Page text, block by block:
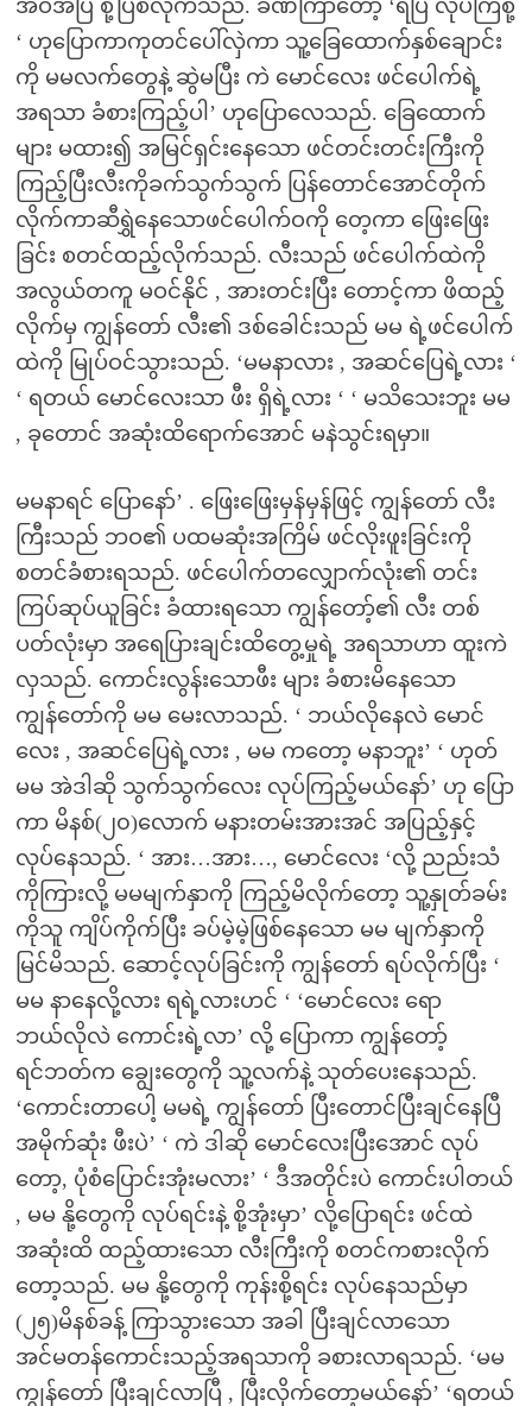
အဝအပြဲ စို့ပြစ်လိုက်သည်. ခဏကြာတော့ ‘ရပြီ လုပ်ကြစို့
‘ ဟုပြောကာကုတင်ပေါ်လှဲကာ သူ့ခြေထောက်နှစ်ချောင်း
ကို မမလက်တွေနဲ့ ဆွဲမပြီး ကဲ မောင်လေး ဖင်ပေါက်ရဲ့
အရသာ ခံစားကြည့်ပါ’ ဟုပြောလေသည်. ခြေထောက်
များ မထား၍ အမြင်ရှင်းနေသော ဖင်တင်းတင်းကြီးကို
ကြည့်ပြီးလီးကိုခက်သွက်သွက် ပြန်တောင်အောင်တိုက်
လိုက်ကာဆီရွှဲနေသောဖင်ပေါက်ဝကို တေ့ကာ ဖြေးဖြေး
ခြင်း စတင်ထည့်လိုက်သည်. လီးသည် ဖင်ပေါက်ထဲကို
အလွယ်တကူ မဝင်နိုင် , အားတင်းပြီး တောင့်ကာ ဖိထည့်
လိုက်မှ ကျွန်တော် လီး၏ ဒစ်ခေါင်းသည် မမ ရဲ့ဖင်ပေါက်
ထဲကို မြုပ်ဝင်သွားသည်. ‘မမနာလား , အဆင်ပြေရဲ့လား ‘
‘ ရတယ် မောင်လေးသာ ဖီး ရှိရဲ့လား ‘ ‘ မသိသေးဘူး မမ
, ခုတောင် အဆုံးထိရောက်အောင် မနဲသွင်းရမှာ။
မမနာရင် ပြောနော်’ . ဖြေးဖြေးမှန်မှန်ဖြင့် ကျွန်တော် လီး
ကြီးသည် ဘဝ၏ ပထမဆုံးအကြိမ် ဖင်လိုးဖူးခြင်းကို
စတင်ခံစားရသည်. ဖင်ပေါက်တလျှောက်လုံး၏ တင်း
ကြပ်ဆုပ်ယူခြင်း ခံထားရသော ကျွန်တော့်၏ လီး တစ်
ပတ်လုံးမှာ အရေပြားချင်းထိတွေ့မှုရဲ့ အရသာဟာ ထူးကဲ
လှသည်. ကောင်းလွန်းသောဖီး များ ခံစားမိနေသော
ကျွန်တော်ကို မမ မေးလာသည်. ‘ ဘယ်လိုနေလဲ မောင်
လေး , အဆင်ပြေရဲ့လား , မမ ကတော့ မနာဘူး’ ‘ ဟုတ်
မမ အဲဒါဆို သွက်သွက်လေး လုပ်ကြည့်မယ်နော်’ ဟု ပြော
ကာ မိနစ်(၂၀)လောက် မနားတမ်းအားအင် အပြည့်နှင့်
လုပ်နေသည်. ‘ အား…အား…, မောင်လေး ‘လို့ ညည်းသံ
ကိုကြားလို့ မမမျက်နှာကို ကြည့်မိလိုက်တော့ သူ့နှုတ်ခမ်း
ကိုသူ ကျိပ်ကိုက်ပြီး ခပ်မဲ့မဲ့ဖြစ်နေသော မမ မျက်နှာကို
မြင်မိသည်. ဆောင့်လုပ်ခြင်းကို ကျွန်တော် ရပ်လိုက်ပြီး ‘
မမ နာနေလို့လား ရရဲ့လားဟင် ‘ ‘မောင်လေး ရော
ဘယ်လိုလဲ ကောင်းရဲ့လာ’ လို့ ပြောကာ ကျွန်တော့်
ရင်ဘတ်က ချွေးတွေကို သူ့လက်နဲ့ သုတ်ပေးနေသည်.
‘ကောင်းတာပေါ့ မမရဲ့ ကျွန်တော် ပြီးတောင်ပြီးချင်နေပြီ
အမိုက်ဆုံး ဖီးပဲ’ ‘ ကဲ ဒါဆို မောင်လေးပြီးအောင် လုပ်
တော့, ပုံစံပြောင်းအုံးမလား’ ‘ ဒီအတိုင်းပဲ ကောင်းပါတယ်
, မမ နို့တွေကို လုပ်ရင်းနဲ့ စို့အုံးမှာ’ လို့ပြောရင်း ဖင်ထဲ
အဆုံးထိ ထည့်ထားသော လီးကြီးကို စတင်ကစားလိုက်
တော့သည်. မမ နို့တွေကို ကုန်းစို့ရင်း လုပ်နေသည်မှာ
(၂၅)မိနစ်ခန့် ကြာသွားသော အခါ ပြီးချင်လာသော
အင်မတန်ကောင်းသည့်အရသာကို ခစားလာရသည်. ‘မမ
ကျွန်တော် ပြီးချင်လာပြီ , ပြီးလိုက်တော့မယ်နော်’ ‘ရတယ်